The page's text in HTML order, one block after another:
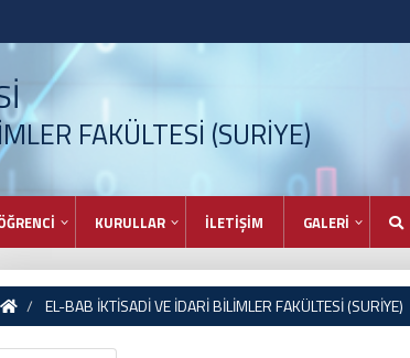
FAKÜLTESİ (SURİYE)
KURULLAR İLETİŞİM GALERİ
EL-BAB İKTİSADİ VE İDARİ BİLİMLER FAKÜLTESİ (SURİYE)